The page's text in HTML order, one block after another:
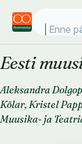
Enne
Eesti
Aleksandra
Kõlar, Kristel
Muusika- ja